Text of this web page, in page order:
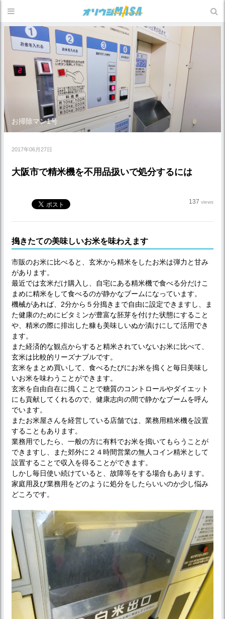
お掃除マン1号
2017年06月27日
大阪市で精米機を不用品扱いで処分するには
137 views
搗きたての美味しいお米を味わえます
市販のお米に比べると、玄米から精米をしたお米は弾力と甘み
があります。
最近では玄米だけ購入し、自宅にある精米機で食べる分だけこ
まめに精米をして食べるのが静かなブームになっています。
機械があれば、2分から５分搗きまで自由に設定できますし、ま
た健康のためにビタミンが豊富な胚芽を付けた状態にすること
や、精米の際に排出した糠も美味しいぬか漬けにして活用でき
ます。
また経済的な観点からすると精米されていないお米に比べて、
玄米は比較的リーズナブルです。
玄米をまとめ買いして、食べるたびにお米を搗くと毎日美味し
いお米を味わうことができます。
玄米を自由自在に搗くことで糖質のコントロールやダイエット
にも貢献してくれるので、健康志向の間で静かなブームを呼ん
でいます。
またお米屋さんを経営している店舗では、業務用精米機を設置
することもあります。
業務用でしたら、一般の方に有料でお米を搗いてもらうことが
できますし、また郊外に２４時間営業の無人コイン精米として
設置することで収入を得ることができます。
しかし毎日使い続けていると、故障等をする場合もあります。
家庭用及び業務用をどのように処分をしたらいいのか少し悩み
どころです。